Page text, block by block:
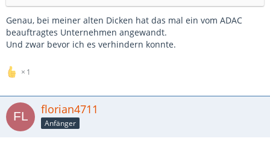
Genau, bei meiner alten Dicken hat das mal ein vom ADAC
beauftragtes Unternehmen angewandt.
Und zwar bevor ich es verhindern konnte.
1
florian4711
Anfänger